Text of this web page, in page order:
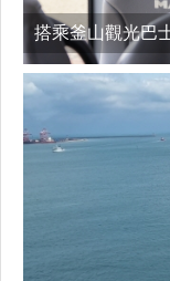
搭乘釜山觀光巴